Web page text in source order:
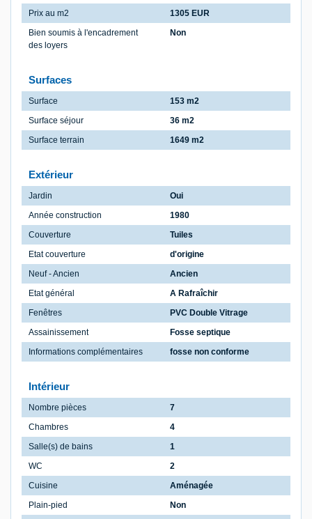
Prix au m2
1305 EUR
Bien soumis à l'encadrement
des loyers
Non
Surfaces
Surface
153 m2
Surface séjour
36 m2
Surface terrain
1649 m2
Extérieur
Jardin
Oui
Année construction
1980
Couverture
Tuiles
Etat couverture
d'origine
Neuf - Ancien
Ancien
Etat général
A Rafraîchir
Fenêtres
PVC Double Vitrage
Assainissement
Fosse septique
Informations complémentaires
fosse non conforme
Intérieur
Nombre pièces
7
Chambres
4
Salle(s) de bains
1
WC
2
Cuisine
Aménagée
Plain-pied
Non